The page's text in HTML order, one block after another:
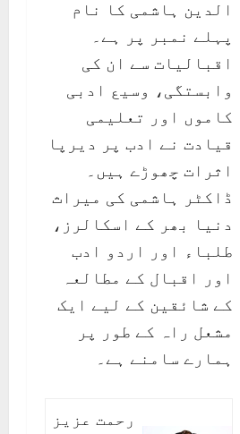
الدین ہاشمی کا نام
پہلے نمبر پر ہے۔
اقبالیات سے ان کی
وابستگی، وسیع ادبی
کاموں اور تعلیمی
قیادت نے ادب پر دیرپا
اثرات چھوڑے ہیں۔
ڈاکٹر ہاشمی کی میراث
دنیا بھر کے اسکالرز،
طلباء اور اردو ادب
اور اقبال کے مطالعہ
کے شائقین کے لیے ایک
مشعل راہ کے طور پر
ہمارے سامنے ہے۔
رحمت عزیز